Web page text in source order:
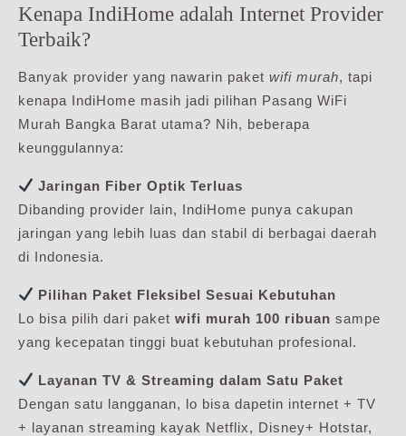
Kenapa IndiHome adalah Internet Provider
Terbaik?
Banyak provider yang nawarin paket wifi murah, tapi
kenapa IndiHome masih jadi pilihan Pasang WiFi
Murah Bangka Barat utama? Nih, beberapa
keunggulannya:
Jaringan Fiber Optik Terluas
Dibanding provider lain, IndiHome punya cakupan
jaringan yang lebih luas dan stabil di berbagai daerah
di Indonesia.
Pilihan Paket Fleksibel Sesuai Kebutuhan
Lo bisa pilih dari paket wifi murah 100 ribuan sampe
yang kecepatan tinggi buat kebutuhan profesional.
Layanan TV & Streaming dalam Satu Paket
Dengan satu langganan, lo bisa dapetin internet + TV
+ layanan streaming kayak Netflix, Disney+ Hotstar,